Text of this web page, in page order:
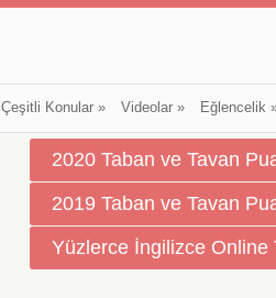
Çeşitli Konular» Videolar» Eğlencelik
2020 Taban ve Tavan
2019 Taban ve Tavan
Yüzlerce İngilizce Online